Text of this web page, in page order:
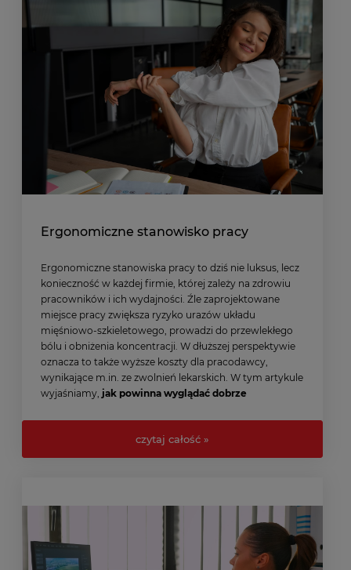
Ergonomiczne stanowisko pracy
Ergonomiczne stanowiska pracy to dziś nie luksus, lecz
konieczność w każdej firmie, której zależy na zdrowiu
pracowników i ich wydajności. Źle zaprojektowane
miejsce pracy zwiększa ryzyko urazów układu
mięśniowo-szkieletowego, prowadzi do przewlekłego
bólu i obniżenia koncentracji. W dłuższej perspektywie
oznacza to także wyższe koszty dla pracodawcy,
wynikające m.in. ze zwolnień lekarskich. W tym artykule
wyjaśniamy, jak powinna wyglądać dobrze
czytaj całość »